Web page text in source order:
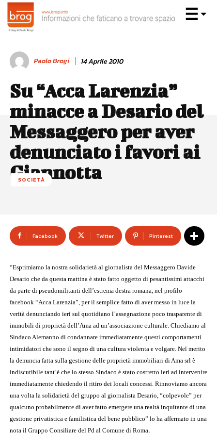
Paolo Brogi 14 Aprile 2010
Su “Acca Larenzia”
minacce a Desario del
Messaggero per aver
denunciato i favori ai
Giannotta
SOCIETÀ
Facebook Twitter Pinterest
“Esprimiamo la nostra solidarietà al giornalista del Messaggero Davide
Desario che da questa mattina è stato fatto oggetto di pesantissimi attacchi
da parte di pseudomilitanti dell’estrema destra romana, nel profilo
facebook “Acca Larenzia”, per il semplice fatto di aver messo in luce la
verità denunciando ieri sul quotidiano l’assegnazione poco trasparente di
immobili di proprietà dell’Ama ad un’associazione culturale. Chiediamo al
Sindaco Alemanno di condannare immediatamente questi comportamenti
intimidatori che sono il segno di una cultura violenta e volgare. Nel merito
la denuncia fatta sulla gestione delle proprietà immobiliari di Ama srl è
indiscutibile tant’è che lo stesso Sindaco è stato costretto ieri ad intervenire
immediatamente chiedendo il ritiro dei locali concessi. Rinnoviamo ancora
una volta la solidarietà del gruppo al giornalista Desario, “colpevole” per
qualcuno probabilmente di aver fatto emergere una realtà inquitante di una
gestione privatistica e familistica del bene pubblico” lo ha affermato in una
nota il Gruppo Consiliare del Pd al Comune di Roma.